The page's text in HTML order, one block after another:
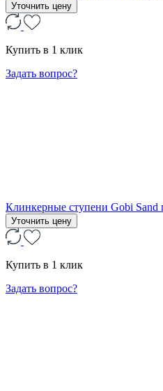
Уточнить цену
Купить в 1 клик
Задать вопрос?
Клинкерные ступени Gobi Sand
Уточнить цену
Купить в 1 клик
Задать вопрос?